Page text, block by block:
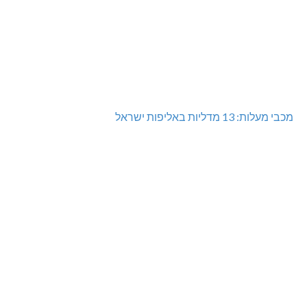
מכבי מעלות: 13 מדליות באליפות ישראל